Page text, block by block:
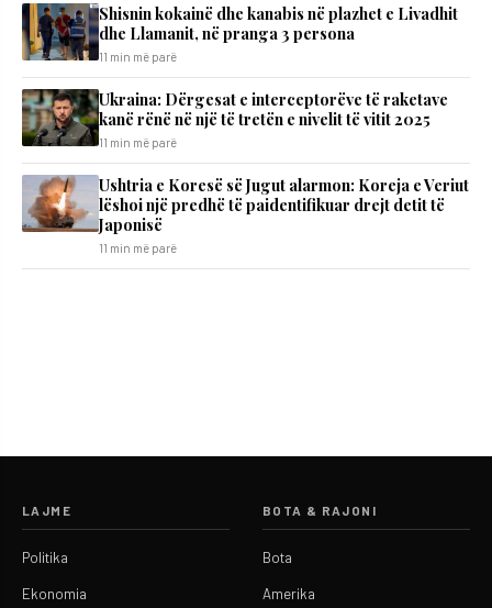
Shisnin kokainë dhe kanabis në plazhet e Livadhit
dhe Llamanit, në pranga 3 persona
11 min më parë
Ukraina: Dërgesat e interceptorëve të raketave
kanë rënë në një të tretën e nivelit të vitit 2025
11 min më parë
Ushtria e Koresë së Jugut alarmon: Koreja e Veriut
lëshoi një predhë të paidentifikuar drejt detit të
Japonisë
11 min më parë
LAJME
Politika
Ekonomia
BOTA & RAJONI
Bota
Amerika